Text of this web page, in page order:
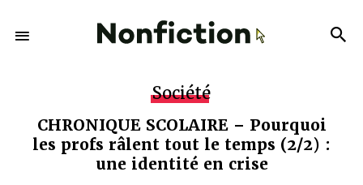
Société
CHRONIQUE SCOLAIRE – Pourquoi
les profs râlent tout le temps (2/2) :
une identité en crise